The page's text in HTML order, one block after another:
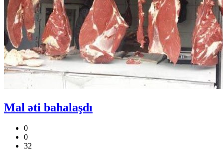
Mal əti bahalaşdı
0
0
32